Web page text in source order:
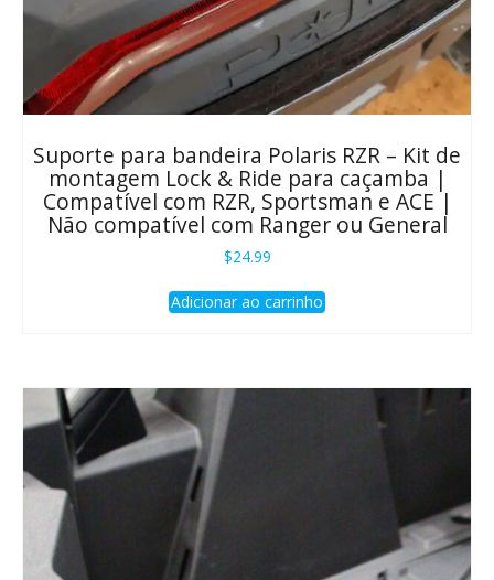
Suporte para bandeira Polaris RZR – Kit de
montagem Lock & Ride para caçamba |
Compatível com RZR, Sportsman e ACE |
Não compatível com Ranger ou General
$24.99
Adicionar ao carrinho